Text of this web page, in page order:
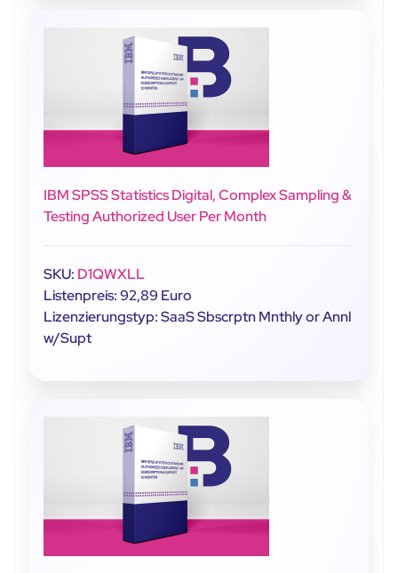
IBM SPSS Statistics Digital, Complex Sampling &
Testing Authorized User Per Month
SKU: D1QWXLL
Listenpreis: 92,89 Euro
Lizenzierungstyp: SaaS Sbscrptn Mnthly or Annl
w/Supt